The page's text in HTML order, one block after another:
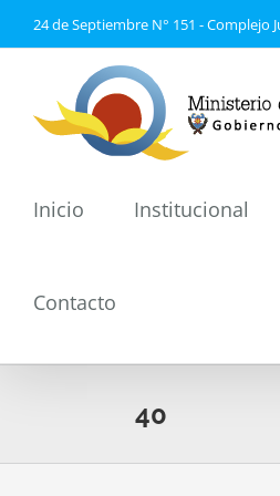
al
24 de Septiembre N° 151 - Complejo
Inicio Institucional
Contacto
40